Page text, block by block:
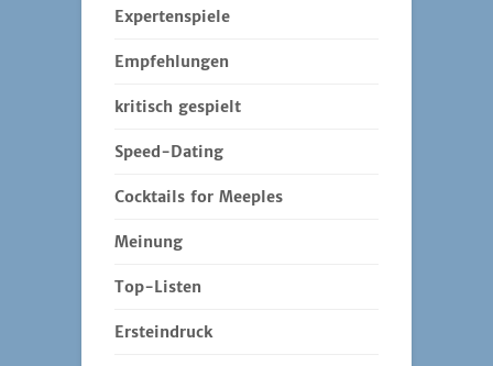
Expertenspiele
Empfehlungen
kritisch gespielt
Speed-Dating
Cocktails for Meeples
Meinung
Top-Listen
Ersteindruck